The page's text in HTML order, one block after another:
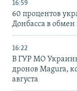
16:59
60 процентов
Донбасса в обмен
16:22
В ГУР МО
дронов Magura,
августа